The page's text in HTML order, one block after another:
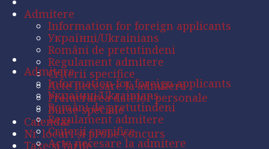
Admitere
Information for foreign applicants
Українці/Ukrainians
Români de pretutindeni
Regulament admitere
Criterii specifice
Acte necesare la admitere
Prelucrarea datelor personale
Burse speciale
Calendar
Nr. locuri și probe concurs
Taxe și tarife
Admitere
Information for foreign applicants
Українці/Ukrainians
Români de pretutindeni
Regulament admitere
Criterii specifice
Acte necesare la admitere